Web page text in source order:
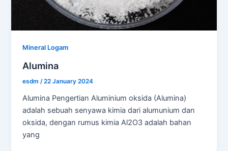
Mineral Logam
Alumina
esdm/22 January 2024
Alumina Pengertian Aluminium oksida (Alumina)
adalah sebuah senyawa kimia dari alumunium dan
oksida, dengan rumus kimia Al2O3 adalah bahan
yang